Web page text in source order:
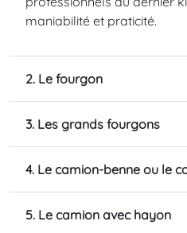
maniabilité et praticité.
2. Le fourgon
3. Les grands fourgons
4. Le camion-benne ou le
5. Le camion avec hayon